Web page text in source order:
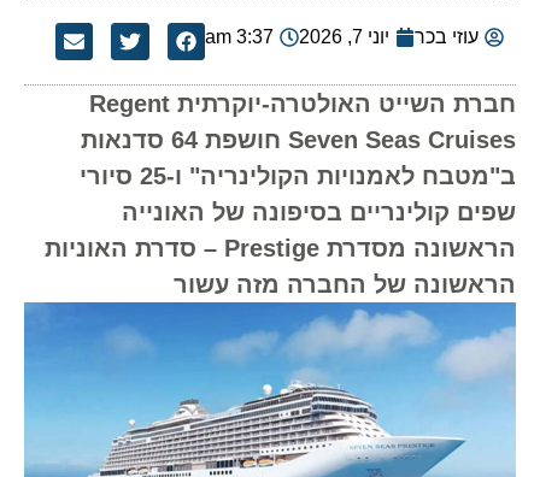
עוזי בכר יוני 7, 2026 3:37 am
חברת השייט האולטרה-יוקרתית Regent
Seven Seas Cruises חושפת 64 סדנאות
ב"מטבח לאמנויות הקולינריה" ו-25 סיורי
שפים קולינריים בסיפונה של האונייה
הראשונה מסדרת Prestige – סדרת האוניות
הראשונה של החברה מזה עשור